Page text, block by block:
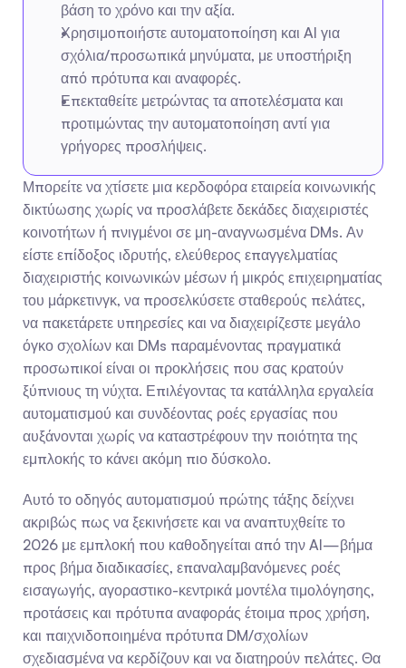
βάση το χρόνο και την αξία.
Χρησιμοποιήστε αυτοματοποίηση και AI για
σχόλια/προσωπικά μηνύματα, με υποστήριξη
από πρότυπα και αναφορές.
Επεκταθείτε μετρώντας τα αποτελέσματα και
προτιμώντας την αυτοματοποίηση αντί για
γρήγορες προσλήψεις.
Μπορείτε να χτίσετε μια κερδοφόρα εταιρεία κοινωνικής
δικτύωσης χωρίς να προσλάβετε δεκάδες διαχειριστές
κοινοτήτων ή πνιγμένοι σε μη-αναγνωσμένα DMs. Αν
είστε επίδοξος ιδρυτής, ελεύθερος επαγγελματίας
διαχειριστής κοινωνικών μέσων ή μικρός επιχειρηματίας
του μάρκετινγκ, να προσελκύσετε σταθερούς πελάτες,
να πακετάρετε υπηρεσίες και να διαχειρίζεστε μεγάλο
όγκο σχολίων και DMs παραμένοντας πραγματικά
προσωπικοί είναι οι προκλήσεις που σας κρατούν
ξύπνιους τη νύχτα. Επιλέγοντας τα κατάλληλα εργαλεία
αυτοματισμού και συνδέοντας ροές εργασίας που
αυξάνονται χωρίς να καταστρέφουν την ποιότητα της
εμπλοκής το κάνει ακόμη πιο δύσκολο.
Αυτό το οδηγός αυτοματισμού πρώτης τάξης δείχνει
ακριβώς πως να ξεκινήσετε και να αναπτυχθείτε το
2026 με εμπλοκή που καθοδηγείται από την AI—βήμα
προς βήμα διαδικασίες, επαναλαμβανόμενες ροές
εισαγωγής, αγοραστικο-κεντρικά μοντέλα τιμολόγησης,
προτάσεις και πρότυπα αναφοράς έτοιμα προς χρήση,
και παιχνιδοποιημένα πρότυπα DM/σχολίων
σχεδιασμένα να κερδίζουν και να διατηρούν πελάτες. Θα